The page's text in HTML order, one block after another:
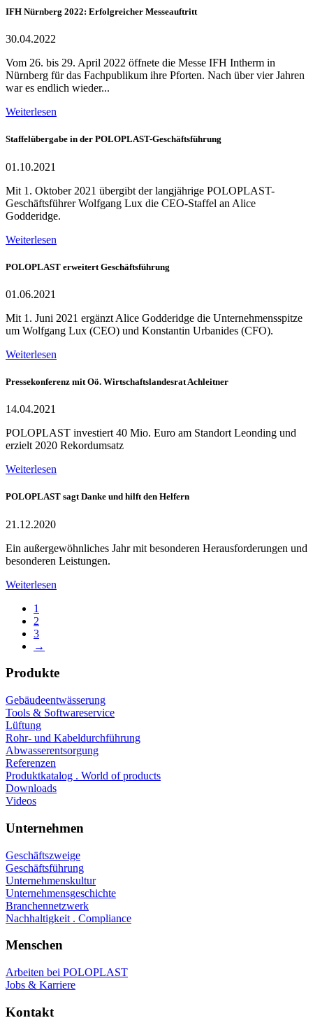
IFH Nürnberg 2022: Erfolgreicher Messeauftritt
30.04.2022
Vom 26. bis 29. April 2022 öffnete die Messe IFH Intherm in
Nürnberg für das Fachpublikum ihre Pforten. Nach über vier Jahren
war es endlich wieder...
Weiterlesen
Staffelübergabe in der POLOPLAST-Geschäftsführung
01.10.2021
Mit 1. Oktober 2021 übergibt der langjährige POLOPLAST-
Geschäftsführer Wolfgang Lux die CEO-Staffel an Alice
Godderidge.
Weiterlesen
POLOPLAST erweitert Geschäftsführung
01.06.2021
Mit 1. Juni 2021 ergänzt Alice Godderidge die Unternehmensspitze
um Wolfgang Lux (CEO) und Konstantin Urbanides (CFO).
Weiterlesen
Pressekonferenz mit Oö. Wirtschaftslandesrat Achleitner
14.04.2021
POLOPLAST investiert 40 Mio. Euro am Standort Leonding und
erzielt 2020 Rekordumsatz
Weiterlesen
POLOPLAST sagt Danke und hilft den Helfern
21.12.2020
Ein außergewöhnliches Jahr mit besonderen Herausforderungen und
besonderen Leistungen.
Weiterlesen
1
2
3
→
Produkte
Gebäudeentwässerung
Tools & Softwareservice
Lüftung
Rohr- und Kabeldurchführung
Abwasserentsorgung
Referenzen
Produktkatalog . World of products
Downloads
Videos
Unternehmen
Geschäftszweige
Geschäftsführung
Unternehmenskultur
Unternehmensgeschichte
Branchennetzwerk
Nachhaltigkeit . Compliance
Menschen
Arbeiten bei POLOPLAST
Jobs & Karriere
Kontakt